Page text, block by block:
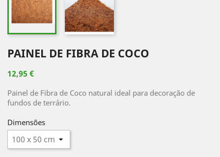
PAINEL DE FIBRA DE COCO
12,95 €
Painel de Fibra de Coco natural ideal para decoração de
fundos de terrário.
Dimensões